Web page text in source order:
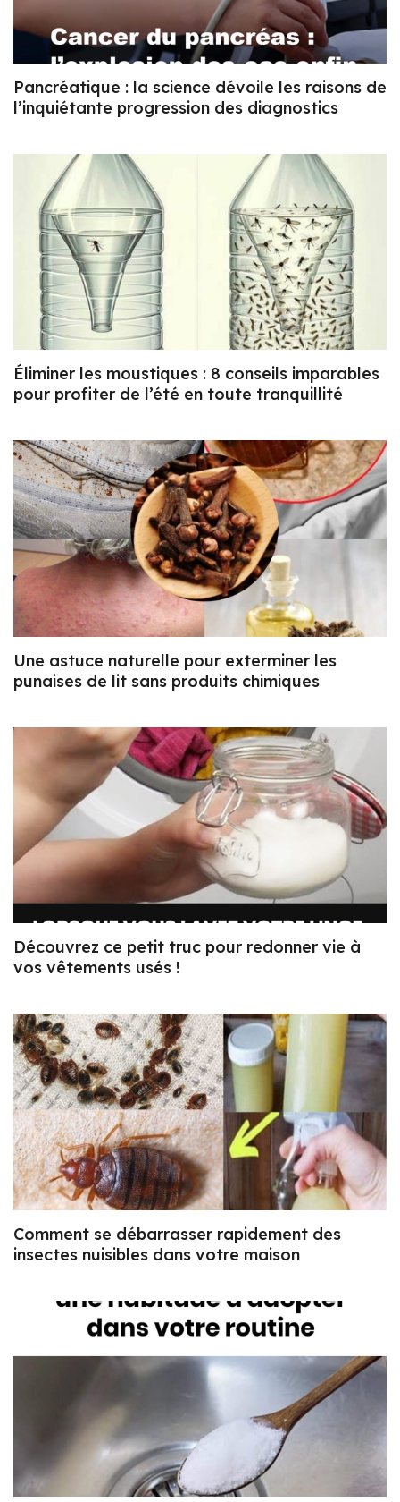
Pancréatique : la science dévoile les raisons de
l’inquiétante progression des diagnostics
Éliminer les moustiques : 8 conseils imparables
pour profiter de l’été en toute tranquillité
Une astuce naturelle pour exterminer les
punaises de lit sans produits chimiques
Découvrez ce petit truc pour redonner vie à
vos vêtements usés !
Comment se débarrasser rapidement des
insectes nuisibles dans votre maison